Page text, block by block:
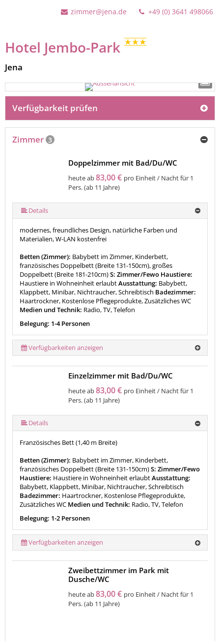
zimmer@jena.de +49 (0) 3641 498066
Hotel Jembo-Park
Jena
Verfügbarkeit prüfen
Zimmer 3
Doppelzimmer mit Bad/Du/WC
heute ab83,00 € pro Einheit / Nacht für 1
Pers. (ab 11 Jahre)
Details
modernes, freundliches Design, natürliche Farben und
Materialien, W-LAN kostenfrei
Betten (Zimmer): Babybett im Zimmer, Kinderbett,
französisches Doppelbett (Breite 131-150cm), großes
Doppelbett (Breite 181-210cm)S: Zimmer/Fewo Haustiere:
Haustiere in Wohneinheit erlaubtAusstattung: Babybett,
Klappbett, Minibar, Nichtraucher, Schreibtisch Badezimmer:
Haartrockner, Kostenlose Pflegeprodukte, Zusätzliches WC
Medien und Technik: Radio, TV, Telefon
Belegung: 1-4 Personen
Verfügbarkeiten anzeigen
Einzelzimmer mit Bad/Du/WC
heute ab83,00 € pro Einheit / Nacht für 1
Pers. (ab 11 Jahre)
Details
Französisches Bett (1,40 m Breite)
Betten (Zimmer): Babybett im Zimmer, Kinderbett,
französisches Doppelbett (Breite 131-150cm)S: Zimmer/Fewo
Haustiere: Haustiere in Wohneinheit erlaubtAusstattung:
Babybett, Klappbett, Minibar, Nichtraucher, Schreibtisch
Badezimmer: Haartrockner, Kostenlose Pflegeprodukte,
Zusätzliches WC Medien und Technik: Radio, TV, Telefon
Belegung: 1-2 Personen
Verfügbarkeiten anzeigen
Zweibettzimmer im Park mit
Dusche/WC
heute ab83,00 € pro Einheit / Nacht für 1
Pers. (ab 11 Jahre)